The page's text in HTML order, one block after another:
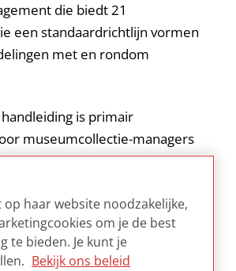
die biedt 21
een standaardrichtlijn vormen
met en rondom
is primair
museumcollectie-managers
bruikbaar kader voor elke
een collectieplan.
op haar website noodzakelijke,
om je de best
te bieden. Je kunt je
Bekijk ons beleid